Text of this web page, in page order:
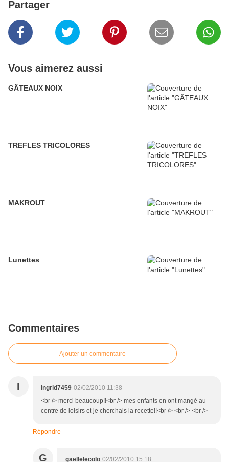
Partager
Vous aimerez aussi
GÂTEAUX NOIX
TREFLES TRICOLORES
MAKROUT
Lunettes
Commentaires
Ajouter un commentaire
I ingrid7459 02/02/2010 11:38
<br /> merci beaucoup!!<br /> mes enfants en ont mangé au
centre de loisirs et je cherchais la recette!!<br /> <br /> <br />
Répondre
G gaellelecolo 02/02/2010 15:18